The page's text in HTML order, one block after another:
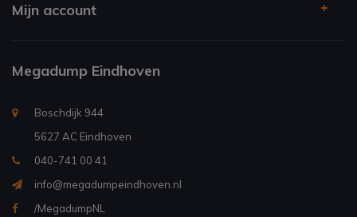
Mijn account
Megadump Eindhoven
Boschdijk 944
5627 AC Eindhoven
040-741 00 41
info@megadumpeindhoven.nl
/MegadumpNL